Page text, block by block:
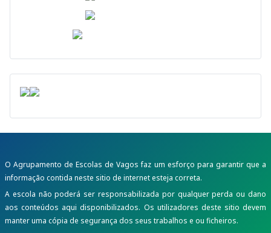
O Agrupamento de Escolas de Vagos faz um esforço para garantir que a
informação contida neste sitio de internet esteja correta.
A escola não poderá ser responsabilizada por qualquer perda ou dano
aos conteúdos aqui disponibilizados. Os utilizadores deste sitio devem
manter uma cópia de segurança dos seus trabalhos e ou ficheiros.